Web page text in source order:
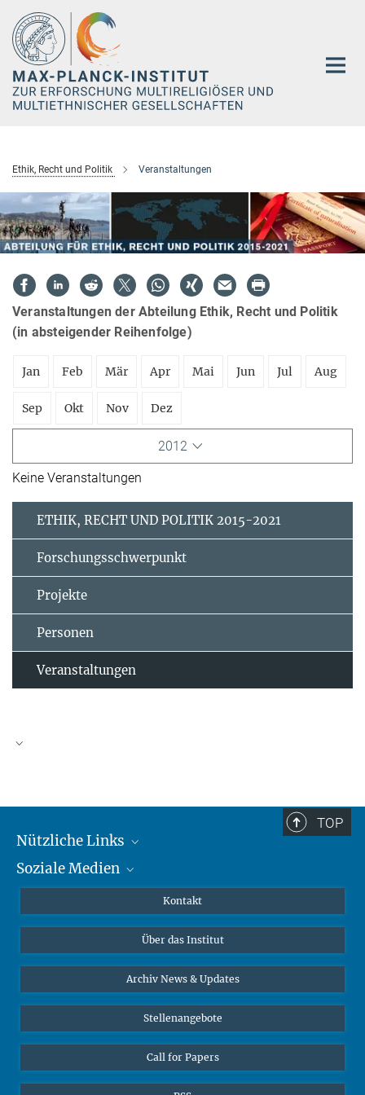
Hauptinhalt
Ethik, Recht und Politik Veranstaltungen
Veranstaltungen der Abteilung Ethik, Recht und Politik
(in absteigender Reihenfolge)
Jan Feb Mär Apr Mai Jun Jul Aug
Sep Okt Nov Dez
2012
Keine Veranstaltungen
ETHIK, RECHT UND POLITIK 2015-2021
Forschungsschwerpunkt
Projekte
Personen
Veranstaltungen
TOP
Nützliche Links
MMG Alumni Corner
Online-Vorträge
Interviews zum Thema "Diversity"
Soziale Medien
Bluesky
Kontakt
Über das Institut
Archiv News & Updates
Stellenangebote
Call for Papers